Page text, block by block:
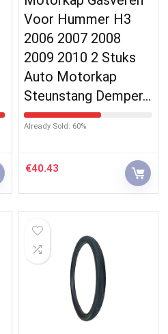
Voor Hummer H3
2006 2007 2008
2009 2010 2 Stuks
Auto Motorkap
Steunstang Demper…
Already Sold: 60%
€40.43